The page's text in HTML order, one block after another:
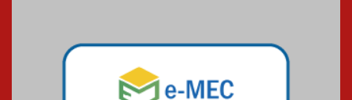
Mackenzie mobiliza campanha
solidária para apoiar famílias em
Minas Gerais